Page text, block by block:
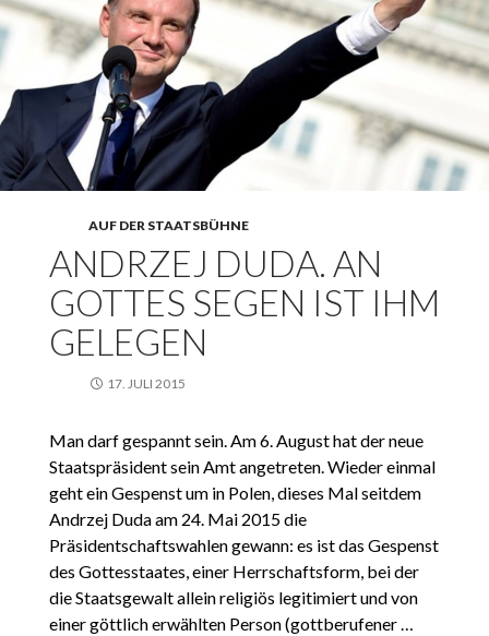
AUF DER STAATSBÜHNE
ANDRZEJ DUDA. AN
GOTTES SEGEN IST IHM
GELEGEN
17. JULI 2015
Man darf gespannt sein. Am 6. August hat der neue
Staatspräsident sein Amt angetreten. Wieder einmal
geht ein Gespenst um in Polen, dieses Mal seitdem
Andrzej Duda am 24. Mai 2015 die
Präsidentschaftswahlen gewann: es ist das Gespenst
des Gottesstaates, einer Herrschaftsform, bei der
die Staatsgewalt allein religiös legitimiert und von
einer göttlich erwählten Person (gottberufener …